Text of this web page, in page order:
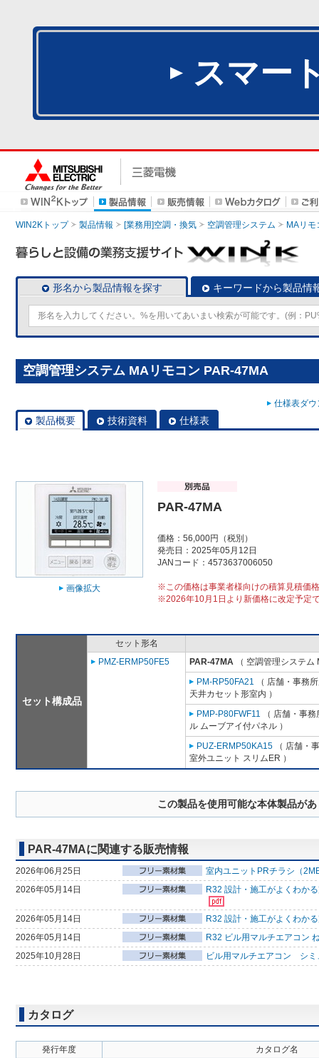
スマー
WIN2Kトップ 製品情報 [業務用]空調・換気 空調管理システム MAリモ
形名から製品情報を探す キーワードから製品情
空調管理システム MAリモコン PAR-47MA
仕様表ダ
製品概要 技術資料 仕様表
画像拡大
PAR-47MA
価格：56,000円（税別）
発売日：2025年05月12日
JANコード：4573637006050
※この価格は事業者様向けの積算見積価
※2026年10月1日より新価格に改定予定
セット構成品
セット形名
PMZ-ERMP50FE5
PAR-47MA （ 空調管理システム
PM-RP50FA21 （ 店舗・事務
天井カセット形室内 ）
PMP-P80FWF11 （ 店舗・事
ル ムーブアイ付パネル ）
PUZ-ERMP50KA15 （ 店舗・
室外ユニット スリムER ）
この製品を使用可能な本体製品が
PAR-47MAに関連する販売情報
2026年06月25日
室内ユニットPRチラシ（
2026年05月14日
R32 設計・施工がよくわか
2026年05月14日
R32 設計・施工がよくわか
2026年05月14日
R32 ビル用マルチエアコン
2025年10月28日
ビル用マルチエアコン シミ
カタログ
発行年度
カタログ名